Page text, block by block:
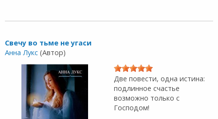
Свечу во тьме не угаси
Анна Лукс (Автор)
Две повести, одна истина:
подлинное счастье
возможно только с
Господом!